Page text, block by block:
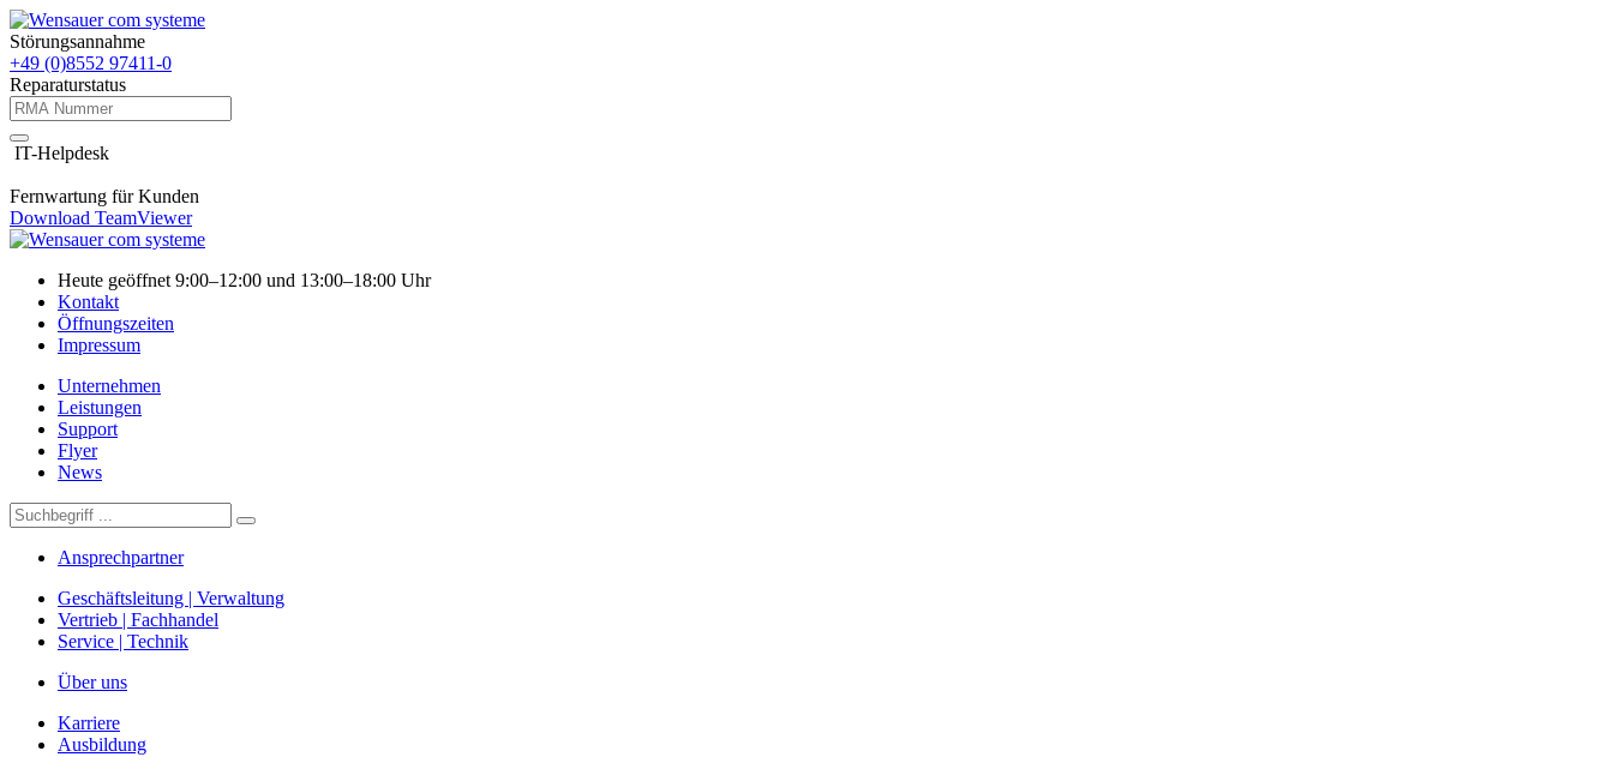
Störungsannahme
+49 (0)8552 97411-0
Reparaturstatus
IT-Helpdesk
Fernwartung für Kunden
Download TeamViewer
Heute geöffnet 9:00–12:00 und 13:00–18:00 Uhr
Kontakt
Öffnungszeiten
Impressum
Unternehmen
Leistungen
Support
Flyer
News
Ansprechpartner
Geschäftsleitung | Verwaltung
Vertrieb | Fachhandel
Service | Technik
Über uns
Karriere
Ausbildung